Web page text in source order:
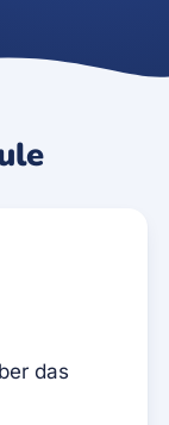
das